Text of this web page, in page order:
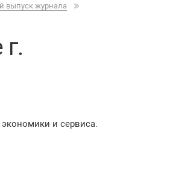
выпуск журнала
и сервиса.